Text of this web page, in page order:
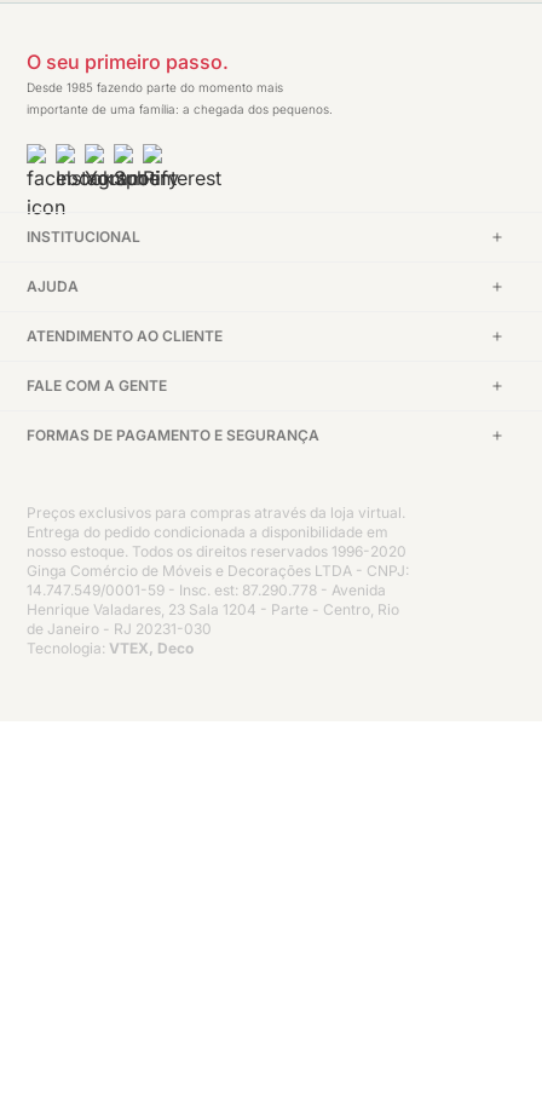
O seu primeiro passo.
Desde 1985 fazendo parte do momento mais
importante de uma família: a chegada dos pequenos.
INSTITUCIONAL
AJUDA
ATENDIMENTO AO CLIENTE
FALE COM A GENTE
FORMAS DE PAGAMENTO E SEGURANÇA
Preços exclusivos para compras através da loja virtual.
Entrega do pedido condicionada a disponibilidade em
nosso estoque. Todos os direitos reservados 1996-2020
Ginga Comércio de Móveis e Decorações LTDA - CNPJ:
14.747.549/0001-59 - Insc. est: 87.290.778 - Avenida
Henrique Valadares, 23 Sala 1204 - Parte - Centro, Rio
de Janeiro - RJ 20231-030
Tecnologia: VTEX, Deco